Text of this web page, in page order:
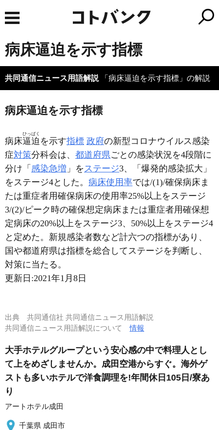
病床逼迫を示す指標
共同通信ニュース用語解説 「病床逼迫を示す指標」の解説
病床逼迫を示す指標
病床逼迫
ひっぱく
を示す指標 政府の新型コロナウイルス感染
症対策分科会は、 都道府県ごとの感染状況を4段階に
分け「 感染急増 」をステージ3、「爆発的感染拡大」
をステージ4とした。 病床使用率では/(1)/確保病床ま
たは重症者用確保病床の使用率25%以上をステージ
3/(2)/ピーク時の確保想定病床または重症者用確保想
定病床の20%以上をステージ3、50%以上をステージ4
と定めた。新規感染者数など計六つの指標があり、
国や都道府県は指標を総合してステージを判断し、
対策に当たる。
更新日:2021年1月8日
出典 共同通信社 共同通信ニュース用語解説
共同通信ニュース用語解説について情報
大手ホテルグループという安心感の中で料理人とし
て上をめざしませんか。成田空港からすぐ。海外ゲ
ストも多いホテルで洋食調理を!年間休日105日/寮あ
り
アートホテル成田
千葉県 成田市